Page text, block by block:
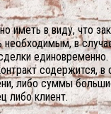
иметь в виду, что
необходимым, в
содержится, в
либо суммы
либо клиент.